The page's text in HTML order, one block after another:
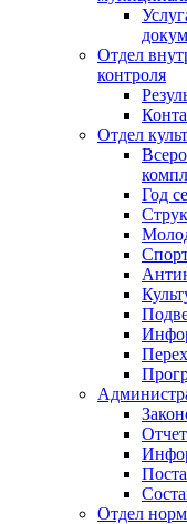
Отдел
контроля
Отдел
Год
Отдел